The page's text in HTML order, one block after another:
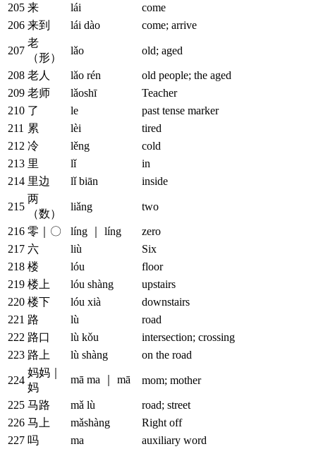
205 来 lái
come
206 来到 lái dào come; arrive
207
老
（形）
lǎo old; aged
208 老人 lǎo rén
old people; the aged
209 老师 lǎoshī
Teacher
210 了 le
past tense marker
211 累 lèi
tired
212 冷 lěng
cold
213 里 lǐ
in
214 里边 lǐ biān inside
215
两
（数）
liǎng two
216 零｜〇 líng ｜ líng
zero
217 六 liù
Six
218 楼 lóu
floor
219 楼上 lóu shàng
upstairs
220 楼下 lóu xià
downstairs
221 路 lù
road
222 路口 lù kǒu
intersection; crossing
223 路上 lù shàng on the road
224
妈妈｜
妈
mā ma ｜ mā mom; mother
225 马路 mǎ lù
road; street
226 马上 mǎshàng
Right off
227 吗 ma
auxiliary word